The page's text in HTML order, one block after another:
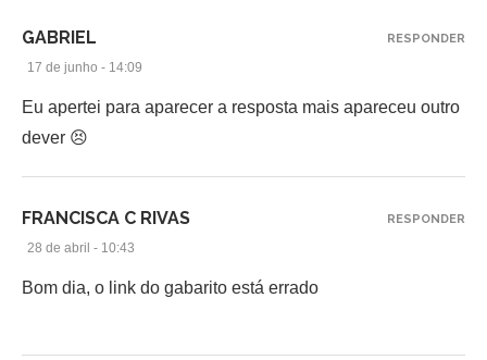
GABRIEL
17 de junho - 14:09
Eu apertei para aparecer a resposta mais apareceu outro
dever 😣
RESPONDER
FRANCISCA C RIVAS
28 de abril - 10:43
Bom dia, o link do gabarito está errado
RESPONDER